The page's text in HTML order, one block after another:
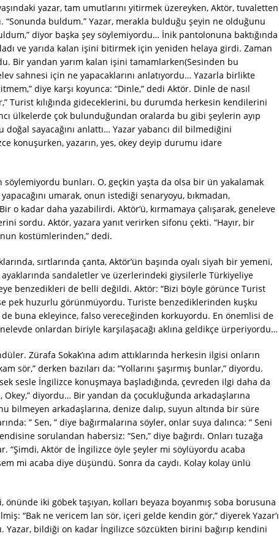
yazar, tam umutlarını yitirmek üzereyken, Aktör, tuvaletten
“Sonunda buldum.” Yazar, merakla bulduğu şeyin ne olduğunu
diyor başka şey söylemiyordu… İnik pantolonuna baktığında
ve yarıda kalan işini bitirmek için yeniden helaya girdi. Zaman
Bir yandan yarım kalan işini tamamlarken(Sesinden bu
sahnesi için ne yapacaklarını anlatıyordu… Yazarla birlikte
diye karşı koyunca: “Dinle,” dedi Aktör. Dinle de nasıl
Turist kılığında gideceklerini, bu durumda herkesin kendilerini
ülkelerde çok bulunduğundan oralarda bu gibi şeylerin ayıp
doğal sayacağını anlattı… Yazar yabancı dil bilmediğini
konuşurken, yazarın, yes, okey deyip durumu idare
söylemiyordu bunları. O, geçkin yaşta da olsa bir ün yakalamak
umarak, onun istediği senaryoyu, bıkmadan,
o kadar daha yazabilirdi. Aktör’ü, kırmamaya çalışarak, geneleve
sordu. Aktör, yazara yanıt verirken sifonu çekti. “Hayır, bir
kostümlerinden,” dedi.
sırtlarında çanta, Aktör’ün başında oyalı siyah bir yemeni,
ayaklarında sandaletler ve üzerlerindeki giysilerle Türkiyeliye
benzedikleri de belli değildi. Aktör: “Bizi böyle görünce Turist
pek huzurlu görünmüyordu. Turiste benzediklerinden kuşku
buna ekleyince, falso vereceğinden korkuyordu. En önemlisi de
onlardan biriyle karşılaşacağı aklına geldikçe ürperiyordu…
Zürafa Sokak’ına adım attıklarında herkesin ilgisi onların
sör,” derken bazıları da: “Yollarını şaşırmış bunlar,” diyordu.
sesle İngilizce konuşmaya başladığında, çevreden ilgi daha da
Okey,” diyordu… Bir yandan da çocukluğunda arkadaşlarına
bilmeyen arkadaşlarına, denize dalıp, suyun altında bir süre
” Sen, ” diye bağırmalarına söyler, onlar suya dalınca: ” Seni
sorulandan habersiz: “Sen,” diye bağırdı. Onları tuzağa
“Şimdi, Aktör de İngilizce öyle şeyler mi söylüyordu acaba
mi acaba diye düşündü. Sonra da caydı. Kolay kolay ünlü
iki göbek taşıyan, kolları beyaza boyanmış soba borusuna
“Bak ne vericem lan sör, içeri gelde kendin gör,” diyerek Yazar’ı
Yazar, bildiği on kadar İngilizce sözcükten birini bağırıp kendini